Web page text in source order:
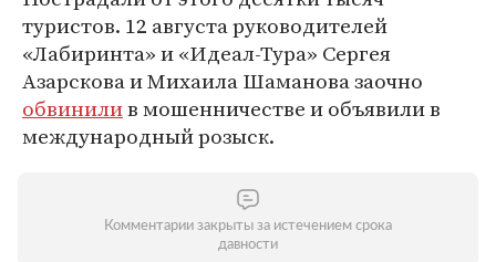
туристов. 12 августа руководителей
«Лабиринта» и «Идеал-Тура» Сергея
Азарскова и Михаила Шаманова заочно
обвинилив мошенничестве и объявили в
международный розыск.
Комментарии закрыты за истечением срока
давности